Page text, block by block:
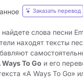
Заказать перевод
слова песни
находят тексты
To Go и его
«A Ways To Go»